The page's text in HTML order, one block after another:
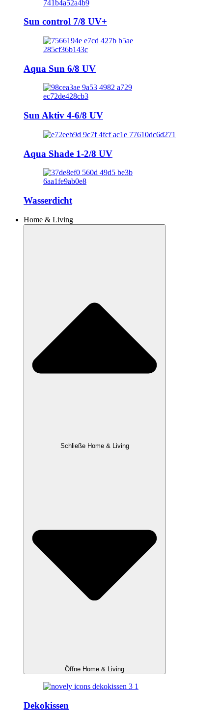
Sun control 7/8 UV+
Aqua Sun 6/8 UV
Sun Aktiv 4-6/8 UV
Aqua Shade 1-2/8 UV
Wasserdicht
Home & Living
Schließe Home & Living
Öffne Home & Living
Dekokissen